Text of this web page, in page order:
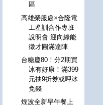
區
高雄榮服處×合隆電
工產訓合作專班
說明會 迎向綠能
徵才圓滿達陣
台糖慶80！分2期買
冰有好康！滿399
元抽9折券或呷冰
免錢
煙波全新早午餐上